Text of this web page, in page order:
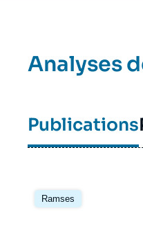
Analyses
Publications
Ramses
Image
principale